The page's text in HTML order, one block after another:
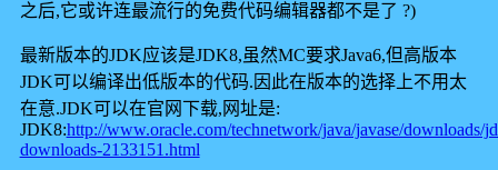
之后,它或许连最流行的免费代码编辑器都不是了 ?)
最新版本的JDK应该是JDK8,虽然MC要求Java6,但高版本
JDK可以编译出低版本的代码.因此在版本的选择上不用太
在意.JDK可以在官网下载,网址是:
JDK8:http://www.oracle.com/technetwork/java/javase/downloads/
downloads-2133151.html